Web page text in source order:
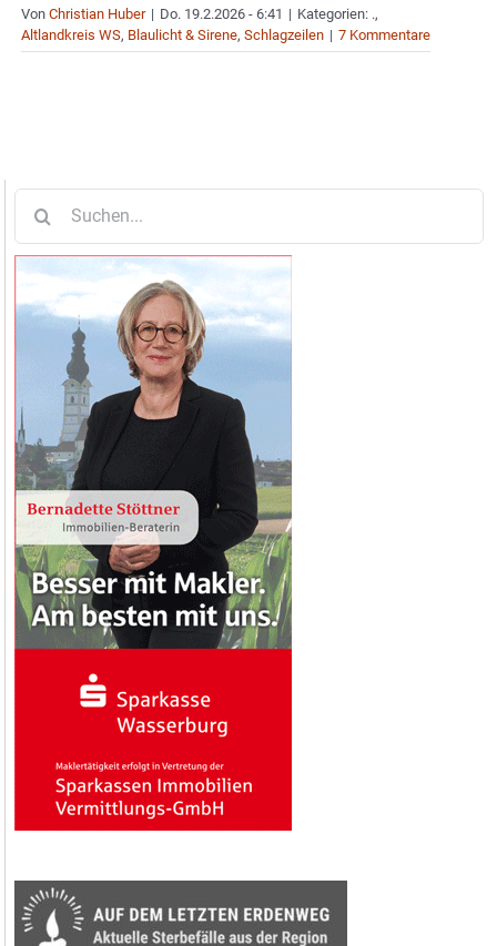
Von Christian Huber | Do. 19.2.2026 - 6:41 | Kategorien: .,
Altlandkreis WS, Blaulicht & Sirene, Schlagzeilen | 7 Kommentare
nach: